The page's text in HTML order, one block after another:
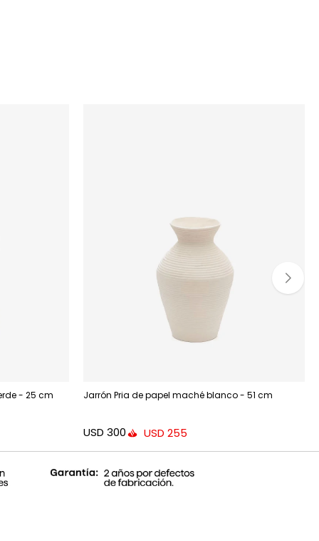
- 25 cm Jarrón Pria de papel maché blanco - 51 cm
USD 300 USD 255